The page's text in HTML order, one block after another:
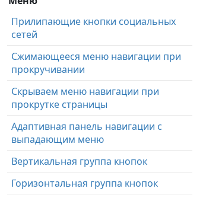
Прилипающие кнопки социальных
сетей
Сжимающееся меню навигации при
прокручивании
Скрываем меню навигации при
прокрутке страницы
Адаптивная панель навигации с
выпадающим меню
Вертикальная группа кнопок
Горизонтальная группа кнопок